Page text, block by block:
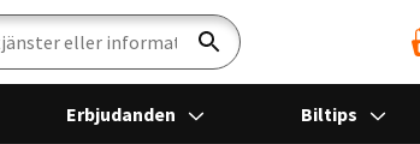
Sök
Erbjudanden Biltips